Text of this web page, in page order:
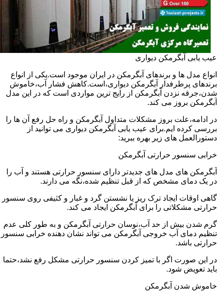
عیب یابی آبگرمکن دیواری
انواع مدل ها و برندهای آبگرمکن در ایران موجود است.یکی از انواع
برندهای پرطرفدار آبگرمکن دیواری،است.کاهش فشار آب،خاموش
شدن،جرقه نزدن آبگرمکن از رایج ترین مواردی است که در این مدل
آبگرمکن بروز می کند.
در ادامه،علت بروز مشکلات متداول آبگرمکن و راه حل رفع آن ها را
بررسی کرده ایم.برای عیب یابی آبگرمکن دیواری می توانید از
دستورالعمل های زیر بهره ببرید:
خرابی سنسور حرارتی آبگرمکن
آبگرمکن های مدل های جدیدتر دارای سنسور حرارتی هستند و آب را
در یک دمای مشخص که از قبل تنظیم شده،نگه می دارند.
گاهی اوقات ایجاد ترک ریز یا نشستن گرد و غبار و کثیفی روی سنسور
حرارتی مشکلاتی را برای آبگرمکن ایجاد می کند.
گرم شدن بیش از حد آب،نوسان حرارتی آبگرمکن و به طور کلی عدم
تنظیم دمای آب خروجی آبگرمکن می تواند نشان دهنده خرابی سنسور
حرارتی باشد.
در این صورت اگر با تمیز کردن سنسور حرارتی مشکل رفع نشد،حتما
باید تعویض شود.
خاموش شدن آبگرمکن